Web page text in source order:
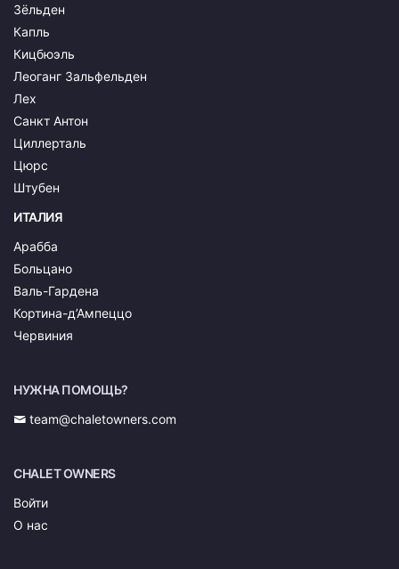
Зёльден
Капль
Кицбюэль
Леоганг Зальфельден
Лех
Санкт Антон
Циллерталь
Цюрс
Штубен
ИТАЛИЯ
Арабба
Больцано
Валь-Гардена
Кортина-д’Ампеццо
Червиния
НУЖНА ПОМОЩЬ?
team@chaletowners.com
CHALET OWNERS
Войти
О нас